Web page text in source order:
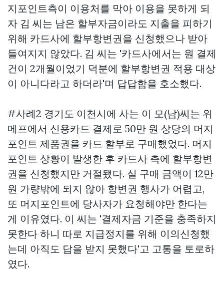
지포인트측이 이용처를 막아 이용을 못하게 되
자 김 씨는 남은 할부자금이라도 지출을 피하기
위해 카드사에 할부항변권을 신청했으나 받아
들여지지 않았다. 김 씨는 '카드사에서는 원 결제
건이 2개월이었기 덕분에 할부항변권 적용 대상
이 아니다라고 하더라'며 답답함을 호소했다.
#사례2 경기도 이천시에 사는 이 모(남)씨는 위
메프에서 신용카드 결제로 50만 원 상당의 머지
포인트 제품권을 카드 할부로 구매했었다. 머지
포인트 상황이 발생한 후 카드사 측에 할부항변
권을 신청했지만 거절됐다. 실 구매 금액이 12만
원 가량밖에 되지 않아 항변권 행사가 어렵고,
또 머지포인트에 당사자가 요청해야만 한다는
게 이유였다. 이 씨는 '결제자금 기준을 충족하지
못한다 하니 따로 지급정지를 위해 이의신청했
는데 아직도 답을 받지 못했다'고 고통을 토로하
였다.